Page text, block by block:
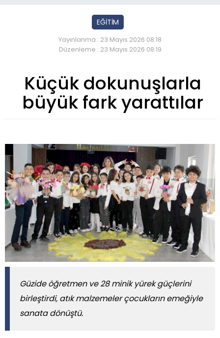
EĞİTİM
Yayınlanma : 23 Mayıs 2026 08:18
Düzenleme : 23 Mayıs 2026 08:19
Küçük dokunuşlarla
büyük fark yarattılar
Güzide öğretmen ve 28 minik yürek güçlerini
birleştirdi, atık malzemeler çocukların emeğiyle
sanata dönüştü.